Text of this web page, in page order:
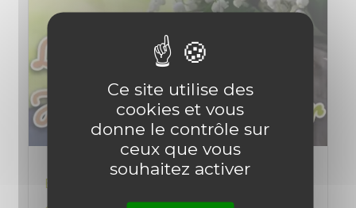
En mai au jardin et potager, le calendrier
Ce site utilise des
cookies et vous
donne le contrôle sur
ceux que vous
souhaitez activer